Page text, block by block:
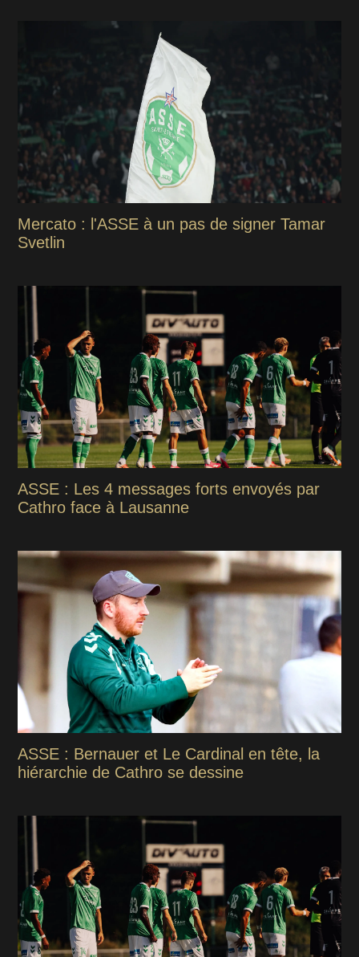
Mercato : l'ASSE à un pas de signer Tamar
Svetlin
ASSE : Les 4 messages forts envoyés par
Cathro face à Lausanne
ASSE : Bernauer et Le Cardinal en tête, la
hiérarchie de Cathro se dessine